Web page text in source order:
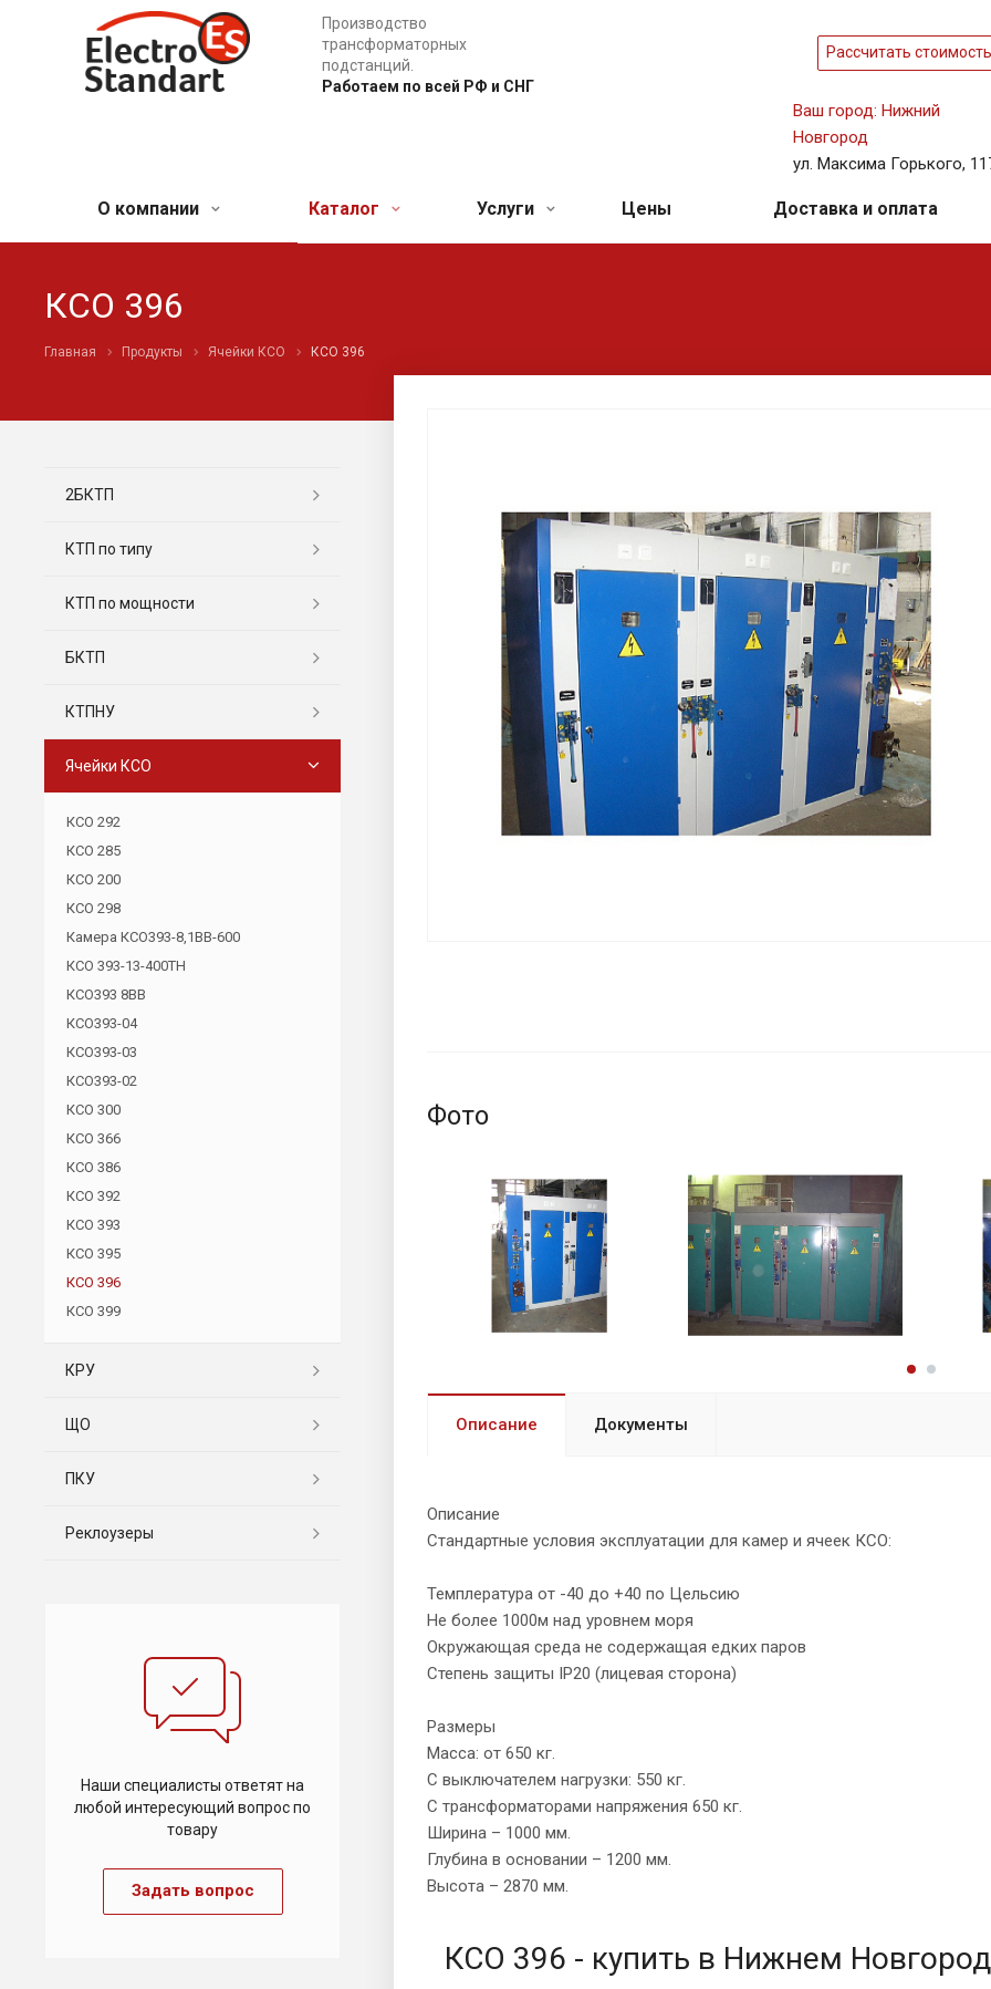
Производство
трансформаторных
подстанций.
Работаем по всей РФ и СНГ
Рассчитать стоимость
Ваш город: Нижний
Новгород
ул. Максима Горького,
О компании Каталог Услуги Цены Доставка и оплата
КСО 396
Главная Продукты Ячейки КСО КСО 396
Фото
Описание Документы
Описание
Стандартные условия эксплуатации для камер и ячеек КСО:
Темплература от -40 до +40 по Цельсию
Не более 1000м над уровнем моря
Окружающая среда не содержащая едких паров
Степень защиты IР20 (лицевая сторона)
Размеры
Масса: от 650 кг.
С выключателем нагрузки: 550 кг.
C трансформаторами напряжения 650 кг.
Ширина – 1000 мм.
Глубина в основании – 1200 мм.
Высота – 2870 мм.
КСО 396 - купить в Нижнем
2БКТП
КТП по типу
КТП по мощности
БКТП
КТПНУ
Ячейки КСО
КСО 292
КСО 285
КСО 200
КСО 298
Камера КСО393-8,1ВВ-600
КСО 393-13-400ТН
КСО393 8ВВ
КСО393-04
КСО393-03
КСО393-02
КСО 300
КСО 366
КСО 386
КСО 392
КСО 393
КСО 395
КСО 396
КСО 399
КРУ
ЩО
ПКУ
Реклоузеры
Наши специалисты ответят на
любой интересующий вопрос по
товару
Задать вопрос